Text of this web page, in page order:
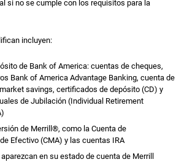
si no se cumple con los requisitos para la
incluyen:
de Bank of America: cuentas de cheques,
Bank of America Advantage Banking, cuenta de
savings, certificados de depósito (CD) y
de Jubilación (Individual Retirement
de Merrill®, como la Cuenta de
Efectivo(CMA) y las cuentas IRA
en su estado de cuenta de Merrill